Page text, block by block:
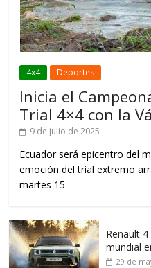
4x4 Deportes
Inicia el
Trial 4×4 con la
9 de julio de 2025
Ecuador será epicentro del
emoción del trial extremo
martes 15
Renault
mundial
29 de